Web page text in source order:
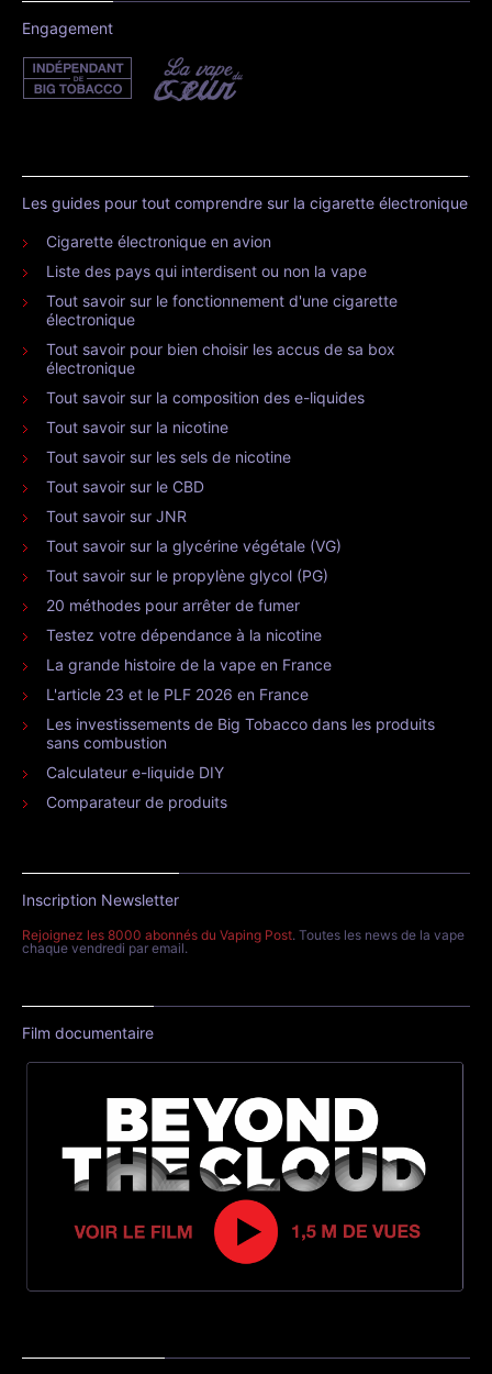
Engagement
Les guides pour tout comprendre sur la cigarette électronique
Cigarette électronique en avion
Liste des pays qui interdisent ou non la vape
Tout savoir sur le fonctionnement d'une cigarette
électronique
Tout savoir pour bien choisir les accus de sa box
électronique
Tout savoir sur la composition des e-liquides
Tout savoir sur la nicotine
Tout savoir sur les sels de nicotine
Tout savoir sur le CBD
Tout savoir sur JNR
Tout savoir sur la glycérine végétale (VG)
Tout savoir sur le propylène glycol (PG)
20 méthodes pour arrêter de fumer
Testez votre dépendance à la nicotine
La grande histoire de la vape en France
L'article 23 et le PLF 2026 en France
Les investissements de Big Tobacco dans les produits
sans combustion
Calculateur e-liquide DIY
Comparateur de produits
Inscription Newsletter
Rejoignez les 8000 abonnés du Vaping Post. Toutes les news de la vape
chaque vendredi par email.
Film documentaire